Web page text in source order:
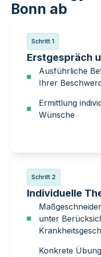
Bonn ab
Schritt 1
Erstgespräch
Ausführliche
Ihrer
Ermittlung
Wünsche
Schritt 2
Individuelle
unter
Konkrete